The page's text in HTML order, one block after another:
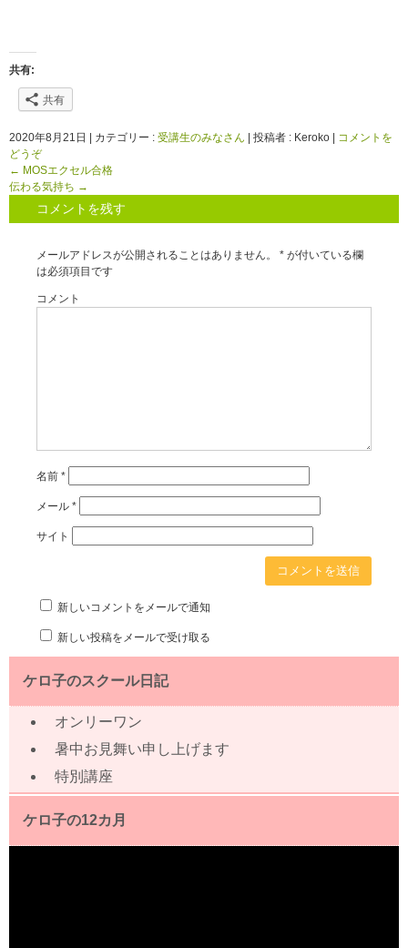
共有:
共有
2020年8月21日 | カテゴリー : 受講生のみなさん | 投稿者 : Keroko | コメントを
どうぞ
← MOSエクセル合格
伝わる気持ち →
コメントを残す
メールアドレスが公開されることはありません。 * が付いている欄
は必須項目です
コメント
名前 *
メール *
サイト
新しいコメントをメールで通知
新しい投稿をメールで受け取る
ケロ子のスクール日記
オンリーワン
暑中お見舞い申し上げます
特別講座
ケロ子の12カ月